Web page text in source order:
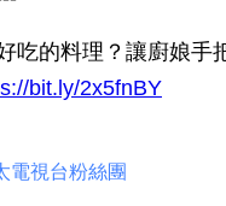
吃的料理？讓廚娘手
bit.ly/2x5fnBY
電視台粉絲團